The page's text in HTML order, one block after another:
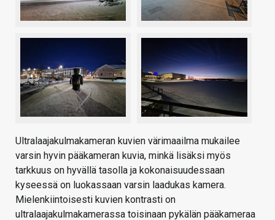
Ultralaajakulmakameran kuvien värimaailma mukailee
varsin hyvin pääkameran kuvia, minkä lisäksi myös
tarkkuus on hyvällä tasolla ja kokonaisuudessaan
kyseessä on luokassaan varsin laadukas kamera.
Mielenkiintoisesti kuvien kontrasti on
ultralaajakulmakamerassa toisinaan pykälän pääkameraa